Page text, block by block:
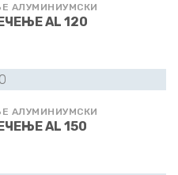
АЛУМИНИУМСКИ
AL 120
АЛУМИНИУМСКИ
AL 150